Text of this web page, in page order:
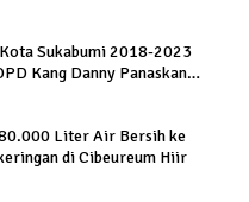
Sukabumi 2018-2023
Kang Danny Panaskan
Liter Air Bersih ke
di Cibeureum Hiir